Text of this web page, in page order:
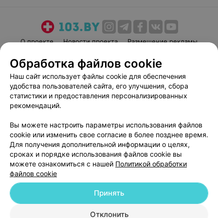
О проекте Новости проекта
Размещение рекламы
Пользовательское соглашение
Способы оплаты
Вакансии
Партнеры
Написать руководителю 103.by
Персональные настройки cookie
Обработка персональных данных
© 2026 ООО «Артокс Лаб», УНП 191700409| 220012, Республика Беларусь,
г. Минск, улица Толбухина, 2, пом. 16 | help@103.by
Обработка файлов cookie
Наш сайт использует файлы cookie для обеспечения
удобства пользователей сайта, его улучшения, сбора
статистики и предоставления персонализированных
рекомендаций.
Вы можете настроить параметры использования файлов
cookie или изменить свое согласие в более позднее время.
Для получения дополнительной информации о целях,
сроках и порядке использования файлов cookie вы
можете ознакомиться с нашей Политикой обработки
файлов cookie
Отклонить
Принять